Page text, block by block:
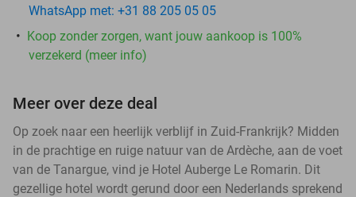
WhatsApp met: +31 88 205 05 05
Koop zonder zorgen, want jouw aankoop is 100%
verzekerd (meer info)
Meer over deze deal
Op zoek naar een heerlijk verblijf in Zuid-Frankrijk? Midden
in de prachtige en ruige natuur van de Ardèche, aan de voet
van de Tanargue, vind je Hotel Auberge Le Romarin. Dit
gezellige hotel wordt gerund door een Nederlands sprekend